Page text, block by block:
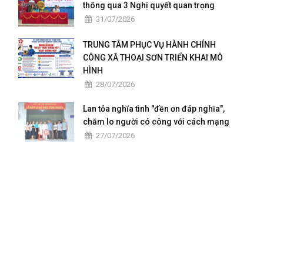
thông qua 3 Nghị quyết quan trọng
31/07/2026
TRUNG TÂM PHỤC VỤ HÀNH CHÍNH
CÔNG XÃ THOẠI SƠN TRIỂN KHAI MÔ
HÌNH
28/07/2026
Lan tỏa nghĩa tình "đền ơn đáp nghĩa",
chăm lo người có công với cách mạng
27/07/2026